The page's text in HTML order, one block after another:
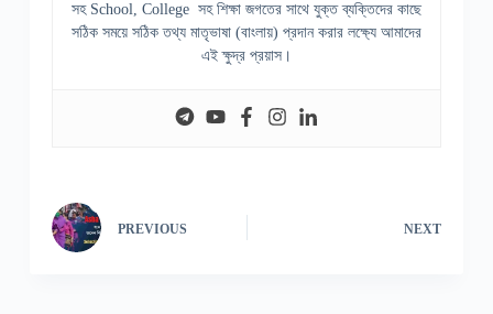
সহ School, College সহ শিক্ষা জগতের সাথে যুক্ত ব্যক্তিদের কাছে
সঠিক সময়ে সঠিক তথ্য মাতৃভাষা (বাংলায়) প্রদান করার লক্ষ্যে আমাদের
এই ক্ষুদ্র প্রয়াস।
PREVIOUS NEXT